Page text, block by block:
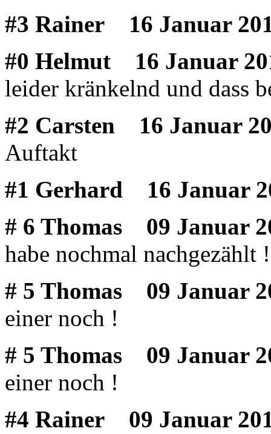
#3 Rainer
16 Januar
#0 Helmut
16 Januar
leider kränkelnd und dass
#2 Carsten
16 Januar
Auftakt
#1 Gerhard
16 Januar
# 6 Thomas
09 Januar
habe nochmal nachgezählt !
# 5 Thomas
09 Januar
einer noch !
# 5 Thomas
09 Januar
einer noch !
#4 Rainer
09 Januar